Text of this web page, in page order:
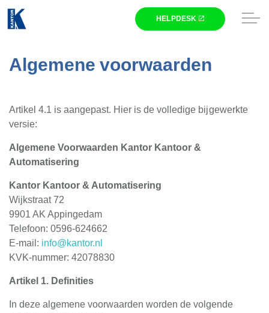
Skip to main content
Nieuws
Kantor
HELPDESK
Algemene voorwaarden
Artikel 4.1 is aangepast. Hier is de volledige bijgewerkte
versie:
Algemene Voorwaarden Kantor Kantoor &
Automatisering
Kantor Kantoor & Automatisering
Wijkstraat 72
9901 AK Appingedam
Telefoon: 0596-624662
E-mail: info@kantor.nl
KVK-nummer: 42078830
Artikel 1. Definities
In deze algemene voorwaarden worden de volgende